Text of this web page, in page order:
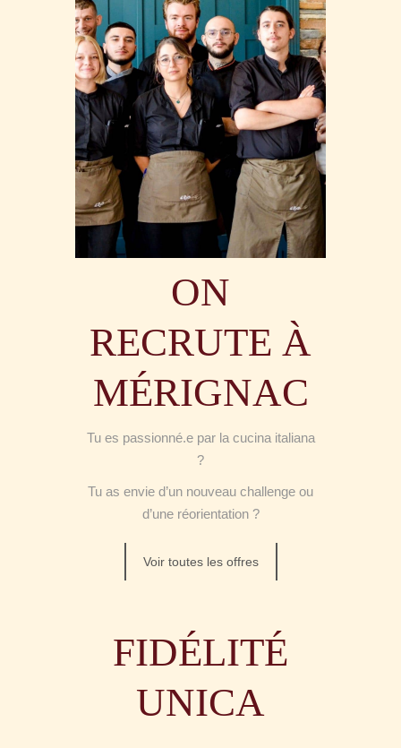
ON
RECRUTE À
MÉRIGNAC
Tu es passionné.e par la cucina italiana
?
Tu as envie d’un nouveau challenge ou
d’une réorientation ?
Voir toutes les offres
FIDÉLITÉ
UNICA